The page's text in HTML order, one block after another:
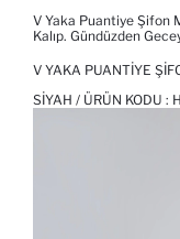
V Yaka Puantiye Şifon
Kalıp. Gündüzden
V YAKA PUANTIYE
SIYAH / ÜRÜN KODU :